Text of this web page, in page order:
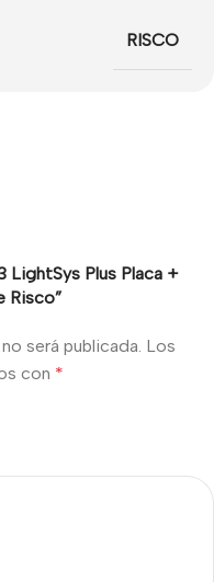
RISCO
LightSys Plus Placa +
Risco”
será publicada. Los
con *